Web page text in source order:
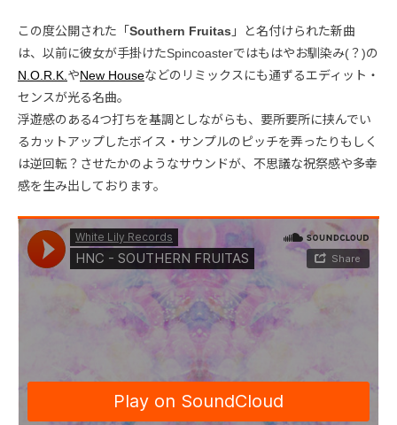
この度公開された「 Southern Fruitas 」と名付けられた新曲
は、以前に彼女が手掛けたSpincoasterではもはやお馴染み(？)の
N.O.R.K.やNew Houseなどのリミックスにも通ずるエディット・
センスが光る名曲。
浮遊感のある4つ打ちを基調としながらも、要所要所に挟んでい
るカットアップしたボイス・サンプルのピッチを弄ったりもしく
は逆回転？させたかのようなサウンドが、不思議な祝祭感や多幸
感を生み出しております。